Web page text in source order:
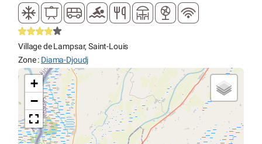
Village de Lampsar, Saint-Louis
Zone : Diama-Djoudj
+
−